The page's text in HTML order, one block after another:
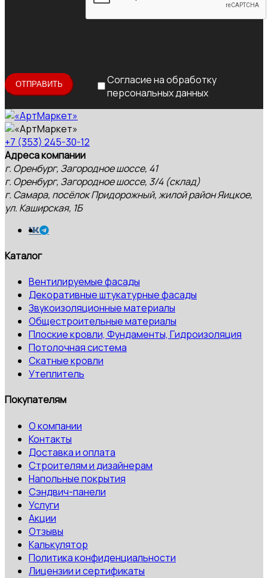
Согласие на обработку
персональных данных
+7 (353) 245-30-12
Адреса компании
г. Оренбург, Загородное шоссе, 41
г. Оренбург, Загородное шоссе, 3/4 (склад)
г. Самара, посёлок Придорожный, жилой район Яицкое,
ул. Каширская, 1Б
Каталог
Вентилируемые фасады
Декоративные штукатурные фасады
Звукоизоляционные материалы
Общестроительные материалы
Плоские кровли, Фундаменты, Гидроизоляция
Потолочная система
Скатные кровли
Утеплитель
Покупателям
О компании
Контакты
Доставка и оплата
Строителям и дизайнерам
Напольные покрытия
Сэндвич-панели
Услуги
Акции
Отзывы
Калькулятор
Политика конфиденциальности
Лицензии и сертификаты